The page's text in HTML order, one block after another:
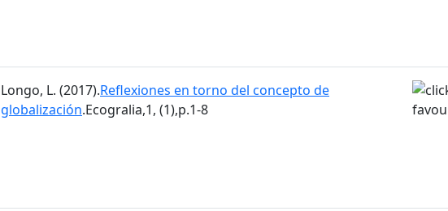
Longo, L. (2017).Reflexiones en torno del concepto de
globalización.Ecogralia,1, (1),p.1-8